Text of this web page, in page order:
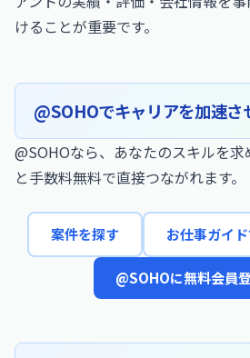
けることが重要です。
@SOHOでキャリアを加速さ
@SOHOなら、あなたのスキルを
と手数料無料で直接つながれます。
案件を探す お仕事ガイ
@SOHOに無料会員